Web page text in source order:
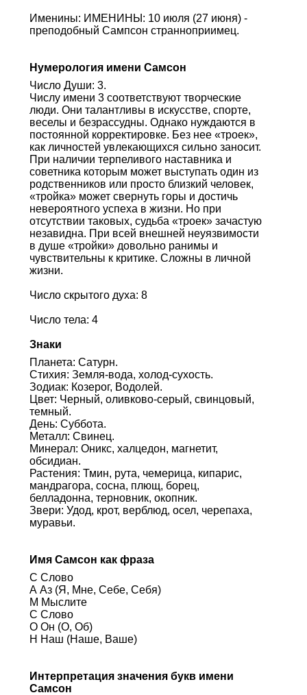
Именины: ИМЕНИНЫ: 10 июля (27 июня) -
преподобный Сампсон странноприимец.
Нумерология имени Самсон
Число Души: 3.
Числу имени 3 соответствуют творческие
люди. Они талантливы в искусстве, спорте,
веселы и безрассудны. Однако нуждаются в
постоянной корректировке. Без нее «троек»,
как личностей увлекающихся сильно заносит.
При наличии терпеливого наставника и
советника которым может выступать один из
родственников или просто близкий человек,
«тройка» может свернуть горы и достичь
невероятного успеха в жизни. Но при
отсутствии таковых, судьба «троек» зачастую
незавидна. При всей внешней неуязвимости
в душе «тройки» довольно ранимы и
чувствительны к критике. Сложны в личной
жизни.
Число скрытого духа: 8
Число тела: 4
Знаки
Планета: Сатурн.
Стихия: Земля-вода, холод-сухость.
Зодиак: Козерог, Водолей.
Цвет: Черный, оливково-серый, свинцовый,
темный.
День: Суббота.
Металл: Свинец.
Минерал: Оникс, халцедон, магнетит,
обсидиан.
Растения: Тмин, рута, чемерица, кипарис,
мандрагора, сосна, плющ, борец,
белладонна, терновник, окопник.
Звери: Удод, крот, верблюд, осел, черепаха,
муравьи.
Имя Самсон как фраза
С Слово
А Аз (Я, Мне, Себе, Себя)
М Мыслите
С Слово
О Он (О, Об)
Н Наш (Наше, Ваше)
Интерпретация значения букв имени
Самсон